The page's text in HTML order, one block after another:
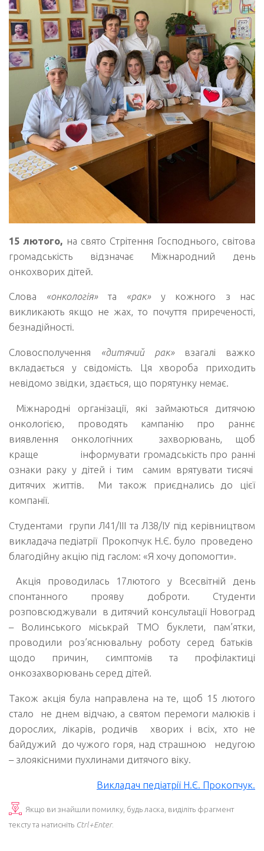
15 лютого, на свято Стрітення Господнього, світова
громадськість відзначає Міжнародний день
онкохворих дітей.
Слова «онкологія» та «рак»
у кожного з нас
викликають якщо не жах, то почуття приреченості,
безнадійності.
Словосполучення «дитячий рак» взагалі важко
вкладається у свідомість. Ця хвороба приходить
невідомо звідки, здається, що порятунку немає.
Міжнародні організації, які займаються дитячою
онкологією, проводять кампанію про раннє
виявлення онкологічних захворювань, щоб
краще інформувати громадськість про ранні
ознаки раку у дітей і тим самим врятувати тисячі
дитячих життів. Ми також приєднались до цієї
компанії.
Студентами групи Л41/ІІІ та Л38/ІУ під керівництвом
викладача педіатрії Прокопчук Н.Є. було проведено
благодійну акцію під гаслом: «Я хочу допомогти».
Акція проводилась 17лютого у Всесвітній день
спонтанного прояву доброти. Студенти
розповсюджували в дитячий консультації Новоград
– Волинського міськрай ТМО буклети, пам’ятки,
проводили роз’яснювальну роботу серед батьків
щодо причин, симптомів та профілактиці
онкозахворювань серед дітей.
Також акція була направлена на те, щоб 15 лютого
стало не днем відчаю, а святом перемоги малюків і
дорослих, лікарів, родичів хворих і всіх, хто не
байдужий до чужого горя, над страшною недугою
– злоякісними пухлинами дитячого віку.
Викладач педіатрії Н.Є. Прокопчук.
Якщо ви знайшли помилку, будь ласка, виділіть фрагмент
тексту та натисніть Ctrl+Enter.